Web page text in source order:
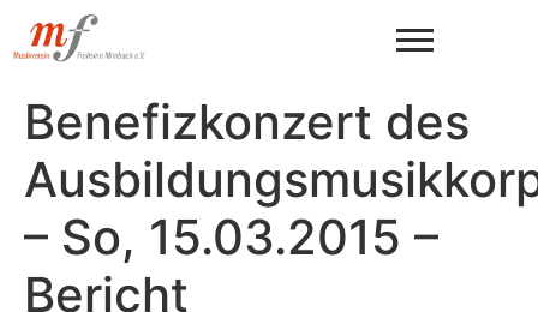
Benefizkonzert des
– So, 15.03.2015 –
Bericht